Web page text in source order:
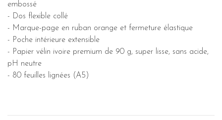
embossé
- Dos flexible collé
- Marque-page en ruban orange et fermeture élastique
- Poche intérieure extensible
- Papier vélin ivoire premium de 90 g, super lisse, sans acide,
pH neutre
- 80 feuilles lignées (A5)